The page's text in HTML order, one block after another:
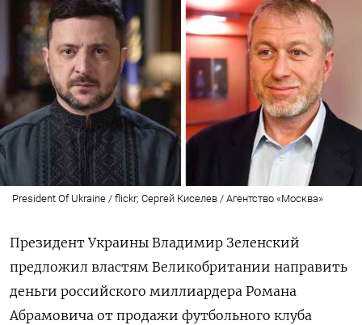
President Of Ukraine / flickr; Сергей Киселев / Агентство «Москва»
Президент Украины Владимир Зеленский
предложил властям Великобритании направить
деньги российского миллиардера Романа
Абрамовича от продажи футбольного клуба